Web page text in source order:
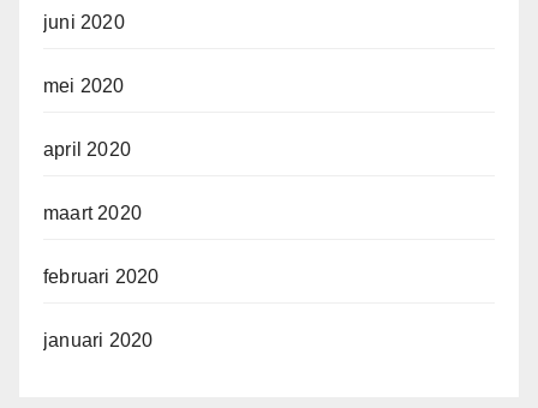
juni 2020
mei 2020
april 2020
maart 2020
februari 2020
januari 2020